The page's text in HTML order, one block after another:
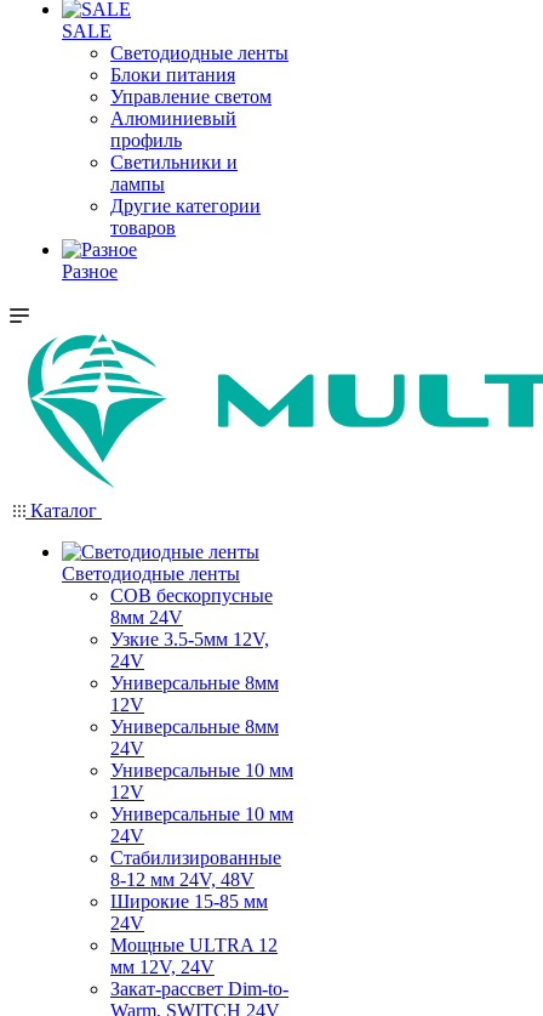
SALE
Светодиодные ленты
Блоки питания
Управление светом
Алюминиевый
профиль
Светильники и
лампы
Другие категории
товаров
Разное
Каталог
Светодиодные ленты
COB бескорпусные
8мм 24V
Узкие 3.5-5мм 12V,
24V
Универсальные 8мм
12V
Универсальные 8мм
24V
Универсальные 10 мм
12V
Универсальные 10 мм
24V
Стабилизированные
8-12 мм 24V, 48V
Широкие 15-85 мм
24V
Мощные ULTRA 12
мм 12V, 24V
Закат-рассвет Dim-to-
Warm, SWITCH 24V